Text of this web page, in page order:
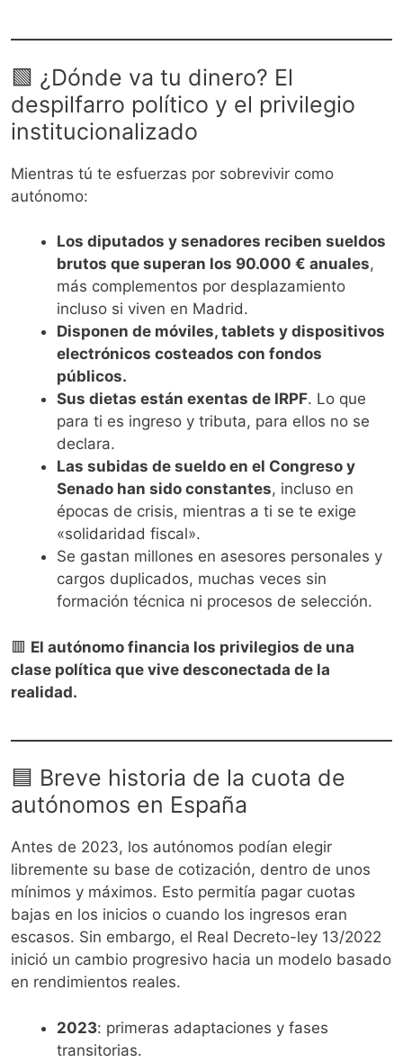
🟩 ¿Dónde va tu dinero? El
despilfarro político y el privilegio
institucionalizado
Mientras tú te esfuerzas por sobrevivir como
autónomo:
Los diputados y senadores reciben sueldos
brutos que superan los 90.000 € anuales,
más complementos por desplazamiento
incluso si viven en Madrid.
Disponen de móviles, tablets y dispositivos
electrónicos costeados con fondos
públicos.
Sus dietas están exentas de IRPF. Lo que
para ti es ingreso y tributa, para ellos no se
declara.
Las subidas de sueldo en el Congreso y
Senado han sido constantes, incluso en
épocas de crisis, mientras a ti se te exige
«solidaridad fiscal».
Se gastan millones en asesores personales y
cargos duplicados, muchas veces sin
formación técnica ni procesos de selección.
🟥 El autónomo financia los privilegios de una
clase política que vive desconectada de la
realidad.
🟦 Breve historia de la cuota de
autónomos en España
Antes de 2023, los autónomos podían elegir
libremente su base de cotización, dentro de unos
mínimos y máximos. Esto permitía pagar cuotas
bajas en los inicios o cuando los ingresos eran
escasos. Sin embargo, el Real Decreto-ley 13/2022
inició un cambio progresivo hacia un modelo basado
en rendimientos reales.
2023: primeras adaptaciones y fases
transitorias.